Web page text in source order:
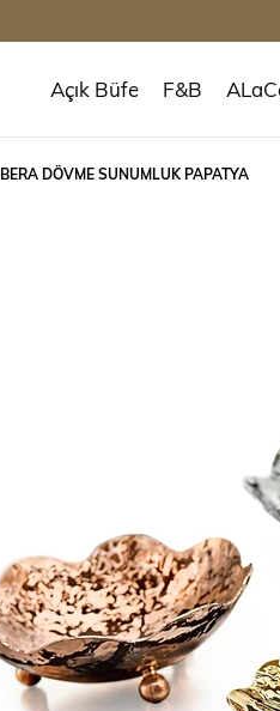
Açık Büfe F&B
BERA DÖVME SUNUMLUK PAPATYA